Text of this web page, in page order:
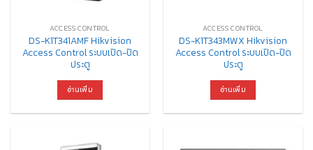
ACCESS CONTROL
DS-K1T341AMF Hikvision
Access Control ระบบเปิด-ปิด
ประตู
อ่านเพิ่ม
ACCESS CONTROL
DS-K1T343MWX Hikvision
Access Control ระบบเปิด-ปิด
ประตู
อ่านเพิ่ม